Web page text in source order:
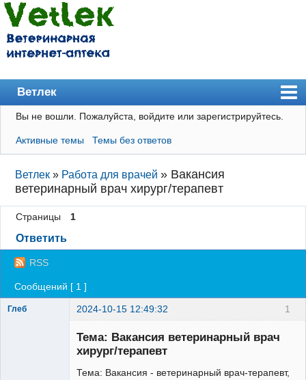
Ветлек
Главная
Пользователи
Правила
Поиск
Регистрация
Вход
Вы не вошли. Пожалуйста, войдите или зарегистрируйтесь.
Активные темы Темы без ответов
Ветлек » Работа для врачей » Вакансия
ветеринарный врач хирург/терапевт
Страницы 1
Ответить
RSS
Сообщений [ 1 ]
1
Глеб 2024-10-15 12:49:32
Тема: Вакансия ветеринарный врач
хирург/терапевт
Тема: Вакансия - ветеринарный врач-терапевт,